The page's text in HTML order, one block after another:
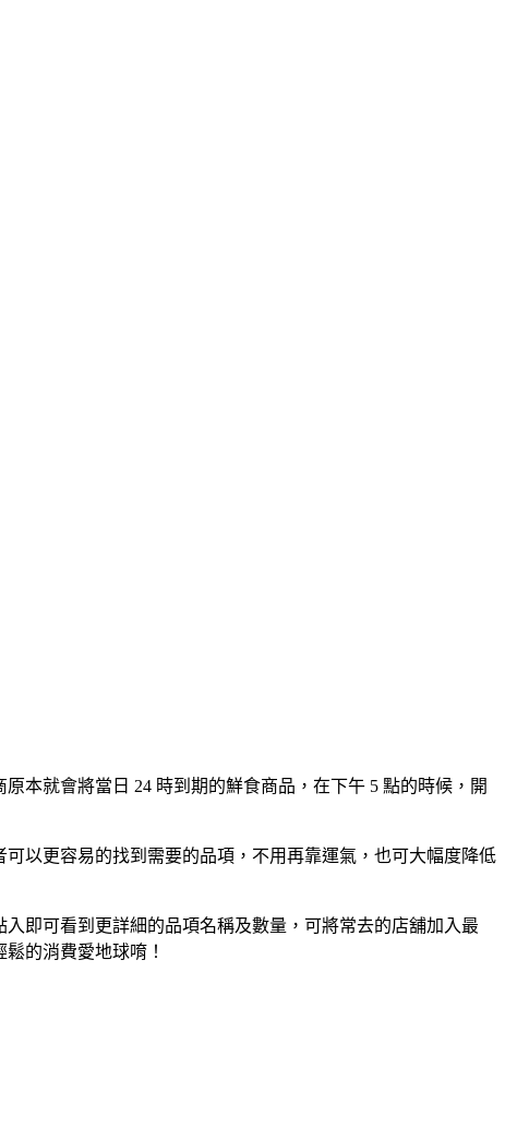
本就會將當日 24 時到期的鮮食商品，在下午 5 點的時候，開
以更容易的找到需要的品項，不用再靠運氣，也可大幅度降低
即可看到更詳細的品項名稱及數量，可將常去的店舖加入最
的消費愛地球唷！